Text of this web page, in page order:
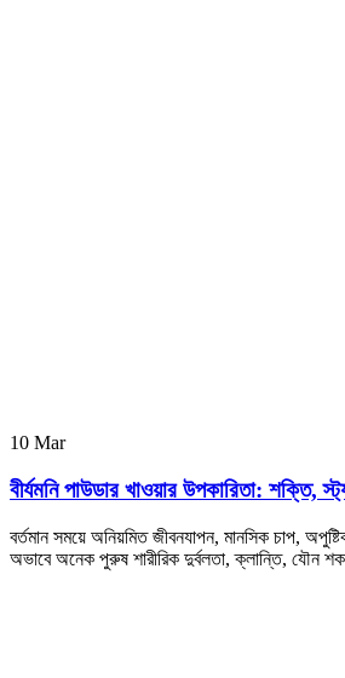
10 Mar
বীর্যমনি পাউডার খাওয়ার উপকারিতা: শক্তি,
বর্তমান সময়ে অনিয়মিত জীবনযাপন, মানসিক চাপ,
অভাবে অনেক পুরুষ শারীরিক দুর্বলতা, ক্লান্তি, যৌন